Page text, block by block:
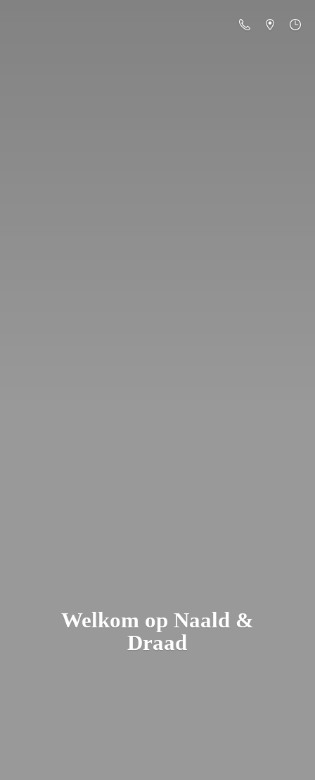
Welkom op Naald &
Draad